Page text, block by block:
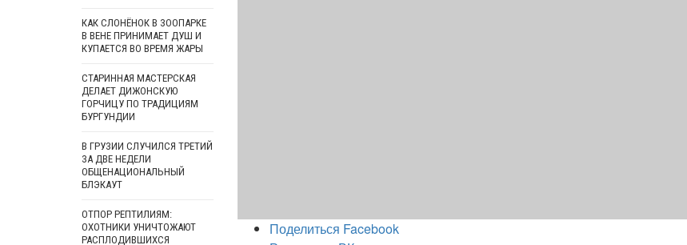
Поделиться Facebook
КАК СЛОНЁНОК В ЗООПАРКЕ
В ВЕНЕ ПРИНИМАЕТ ДУШ И
КУПАЕТСЯ ВО ВРЕМЯ ЖАРЫ
СТАРИННАЯ МАСТЕРСКАЯ
ДЕЛАЕТ ДИЖОНСКУЮ
ГОРЧИЦУ ПО ТРАДИЦИЯМ
БУРГУНДИИ
В ГРУЗИИ СЛУЧИЛСЯ ТРЕТИЙ
ЗА ДВЕ НЕДЕЛИ
ОБЩЕНАЦИОНАЛЬНЫЙ
БЛЭКАУТ
ОТПОР РЕПТИЛИЯМ:
ОХОТНИКИ УНИЧТОЖАЮТ
РАСПЛОДИВШИХСЯ